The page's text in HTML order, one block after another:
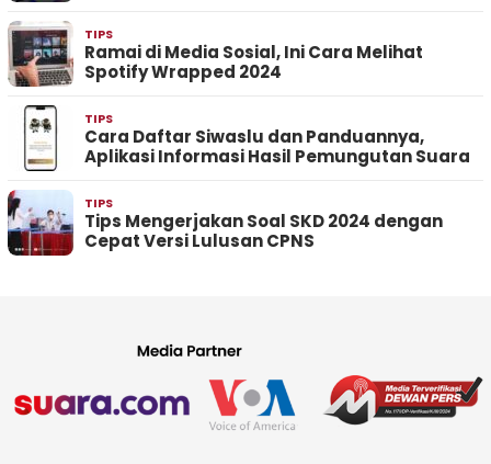
TIPS
Ramai di Media Sosial, Ini Cara Melihat
Spotify Wrapped 2024
TIPS
Cara Daftar Siwaslu dan Panduannya,
Aplikasi Informasi Hasil Pemungutan Suara
TIPS
Tips Mengerjakan Soal SKD 2024 dengan
Cepat Versi Lulusan CPNS